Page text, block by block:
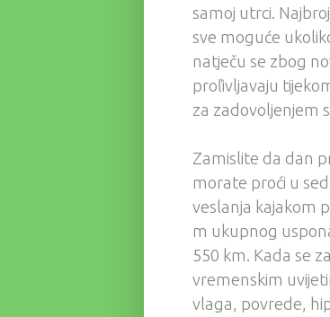
samoj utrci.
sve moguće
natječu se zbog
proľivljavaju
za zadovoljenjem
Zamislite da dan
morate proći u
veslanja kajakom
m ukupnog
550 km. Kada se
vremenskim
vlaga, povrede,